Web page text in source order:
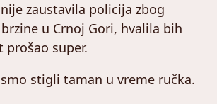
zaustavila policija zbog
u Crnoj Gori, hvalila bih
prošao super.
stigli taman u vreme ručka.